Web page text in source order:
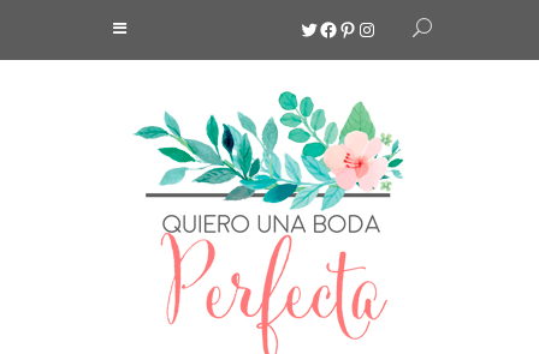
Twitter
Facebook
Pinterest
Instagram